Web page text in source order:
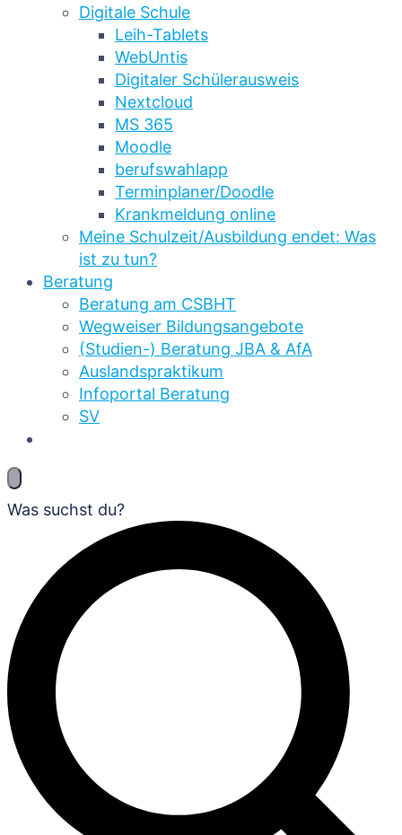
Digitale Schule
Leih-Tablets
WebUntis
Digitaler Schülerausweis
Nextcloud
MS 365
Moodle
berufswahlapp
Terminplaner/Doodle
Krankmeldung online
Meine Schulzeit/Ausbildung endet: Was
ist zu tun?
Beratung
Beratung am CSBHT
Wegweiser Bildungsangebote
(Studien-) Beratung JBA & AfA
Auslandspraktikum
Infoportal Beratung
SV
Was suchst du?